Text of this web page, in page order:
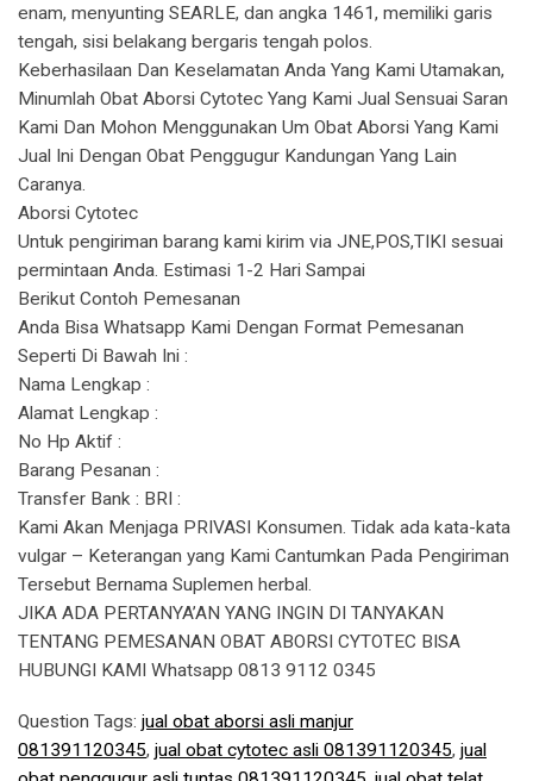
enam, menyunting SEARLE, dan angka 1461, memiliki garis
tengah, sisi belakang bergaris tengah polos.
Keberhasilaan Dan Keselamatan Anda Yang Kami Utamakan,
Minumlah Obat Aborsi Cytotec Yang Kami Jual Sensuai Saran
Kami Dan Mohon Menggunakan Um Obat Aborsi Yang Kami
Jual Ini Dengan Obat Penggugur Kandungan Yang Lain
Caranya.
Aborsi Cytotec
Untuk pengiriman barang kami kirim via JNE,POS,TIKI sesuai
permintaan Anda. Estimasi 1-2 Hari Sampai
Berikut Contoh Pemesanan
Anda Bisa Whatsapp Kami Dengan Format Pemesanan
Seperti Di Bawah Ini :
Nama Lengkap :
Alamat Lengkap :
No Hp Aktif :
Barang Pesanan :
Transfer Bank : BRI :
Kami Akan Menjaga PRIVASI Konsumen. Tidak ada kata-kata
vulgar – Keterangan yang Kami Cantumkan Pada Pengiriman
Tersebut Bernama Suplemen herbal.
JIKA ADA PERTANYA’AN YANG INGIN DI TANYAKAN
TENTANG PEMESANAN OBAT ABORSI CYTOTEC BISA
HUBUNGI KAMI Whatsapp 0813 9112 0345
Question Tags: jual obat aborsi asli manjur
081391120345, jual obat cytotec asli 081391120345, jual